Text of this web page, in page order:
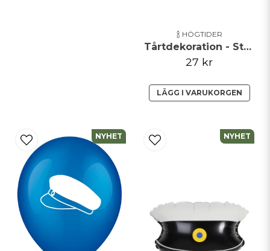
🍾 HÖGTIDER
Tårtdekoration - Studentmössor och Flaggor
27 kr
LÄGG I VARUKORGEN
NYHET NYHET